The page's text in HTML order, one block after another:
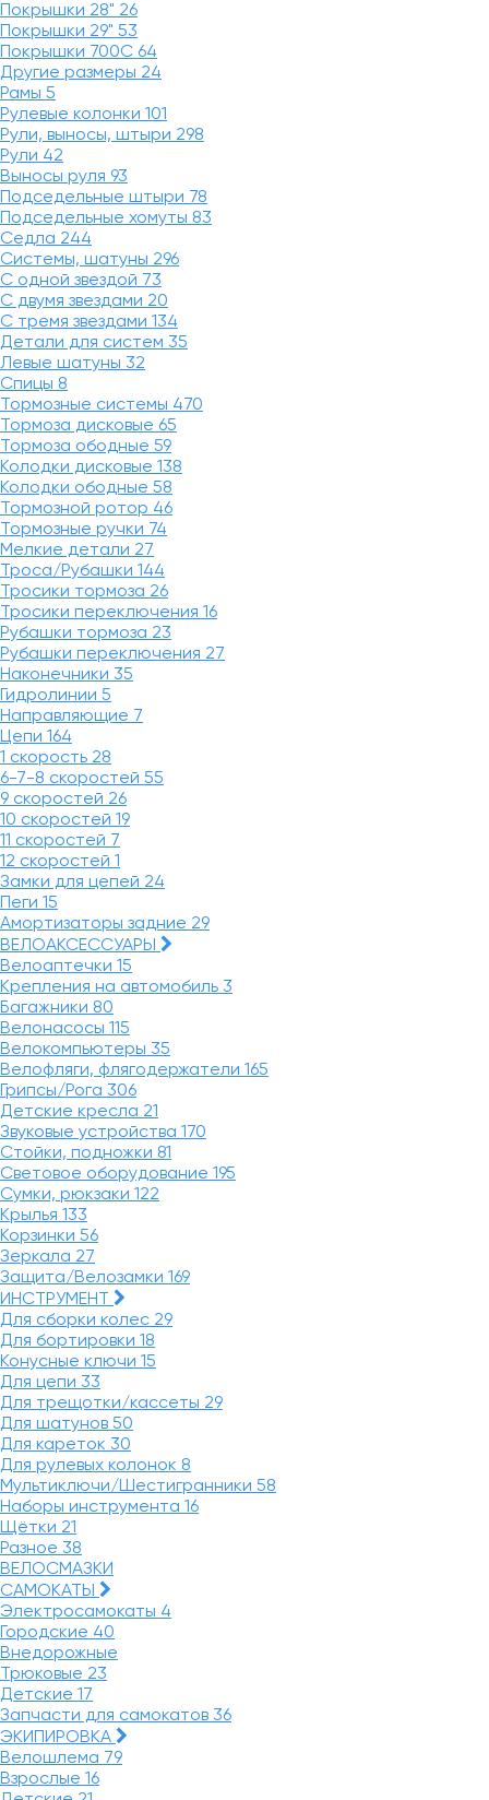
Покрышки 28" 26
Покрышки 29" 53
Покрышки 700C 64
Другие размеры 24
Рамы 5
Рулевые колонки 101
Рули, выносы, штыри 298
Рули 42
Выносы руля 93
Подседельные штыри 78
Подседельные хомуты 83
Седла 244
Системы, шатуны 296
С одной звездой 73
С двумя звездами 20
С тремя звездами 134
Детали для систем 35
Левые шатуны 32
Спицы 8
Тормозные системы 470
Тормоза дисковые 65
Тормоза ободные 59
Колодки дисковые 138
Колодки ободные 58
Тормозной ротор 46
Тормозные ручки 74
Мелкие детали 27
Троса/Рубашки 144
Тросики тормоза 26
Тросики переключения 16
Рубашки тормоза 23
Рубашки переключения 27
Наконечники 35
Гидролинии 5
Направляющие 7
Цепи 164
1 скорость 28
6-7-8 скоростей 55
9 скоростей 26
10 скоростей 19
11 скоростей 7
12 скоростей 1
Замки для цепей 24
Пеги 15
Амортизаторы задние 29
ВЕЛОАКСЕССУАРЫ
Велоаптечки 15
Крепления на автомобиль 3
Багажники 80
Велонасосы 115
Велокомпьютеры 35
Велофляги, флягодержатели 165
Грипсы/Рога 306
Детские кресла 21
Звуковые устройства 170
Стойки, подножки 81
Световое оборудование 195
Сумки, рюкзаки 122
Крылья 133
Корзинки 56
Зеркала 27
Защита/Велозамки 169
ИНСТРУМЕНТ
Для сборки колес 29
Для бортировки 18
Конусные ключи 15
Для цепи 33
Для трещотки/кассеты 29
Для шатунов 50
Для кареток 30
Для рулевых колонок 8
Мультиключи/Шестигранники 58
Наборы инструмента 16
Щётки 21
Разное 38
ВЕЛОСМАЗКИ
САМОКАТЫ
Электросамокаты 4
Городские 40
Внедорожные
Трюковые 23
Детские 17
Запчасти для самокатов 36
ЭКИПИРОВКА
Велошлема 79
Взрослые 16